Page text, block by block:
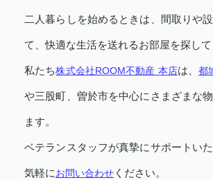
二人暮らしを始めるときは、間取りや
て、快適な生活を送れるお部屋を探して
私たち株式会社ROOM不動産 本店は、 都
や三股町、曽於市を中心にさまざまな
ます。
ベテランスタッフが真摯にサポートい
気軽にお問い合わせ ください。